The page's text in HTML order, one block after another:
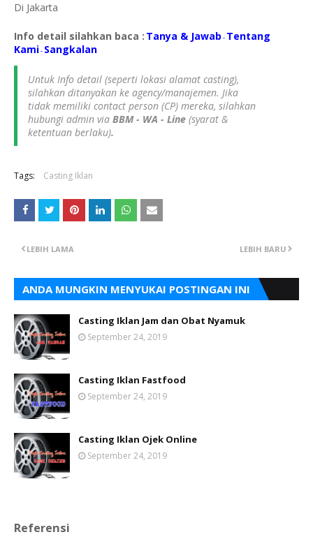
Di Jakarta
Info detail silahkan baca : Tanya & Jawab - Tentang
Kami - Sangkalan
Untuk Info detail (seperti lokasi alamat casting),
silahkan ditanyakan ke agency/manajemen. Jika
tidak memiliki contact person (CP) mereka, silahkan
hubungi admin via BBM - WA - Line (syarat &
ketentuan berlaku).
Tags: Casting Iklan
LEBIH BARU
LEBIH LAMA
ANDA MUNGKIN MENYUKAI POSTINGAN INI
Casting Iklan Jam dan Obat Nyamuk
September 24, 2019
Casting Iklan Fastfood
September 24, 2019
Casting Iklan Ojek Online
September 24, 2019
Referensi